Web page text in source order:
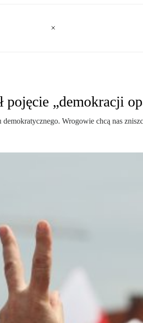
„demokracji
Wrogowie chcą nas